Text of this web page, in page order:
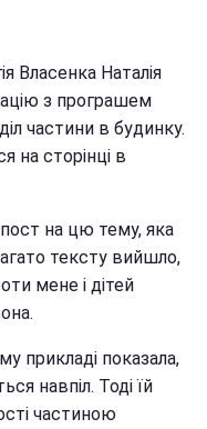
Власенка Наталія
з програшем
частини в будинку.
на сторінці в
на цю тему, яка
тексту вийшло,
мене і дітей
прикладі показала,
навпіл. Тоді їй
частиною